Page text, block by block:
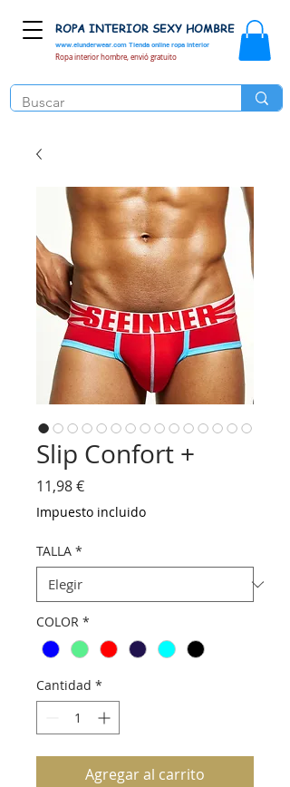
www.elunderwear.com Tienda online ropa interior
ROPA INTERIOR SEXY HOMBRE
Ropa interior hombre, envió gratuito
Slip Confort +
11,98 €Precio
Impuesto incluido
TALLA *
COLOR *
Cantidad *
Agregar al carrito